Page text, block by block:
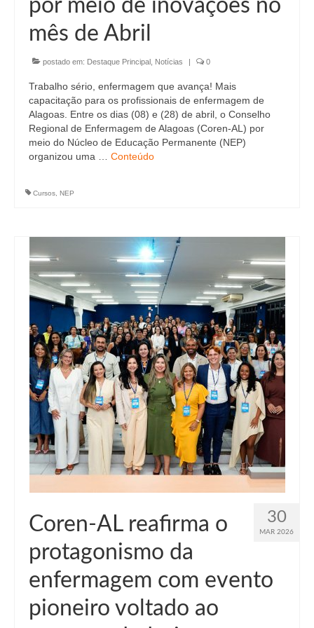
por meio de inovações no
mês de Abril
postado em: Destaque Principal Notícias | 0
Trabalho sério, enfermagem que avança! Mais
capacitação para os profissionais de enfermagem de
Alagoas. Entre os dias (08) e (28) de abril, o Conselho
Regional de Enfermagem de Alagoas (Coren-AL) por
meio do Núcleo de Educação Permanente (NEP)
organizou uma … Conteúdo
Cursos NEP
30
MAR 2026
Coren-AL reafirma o
protagonismo da
enfermagem com evento
pioneiro voltado ao